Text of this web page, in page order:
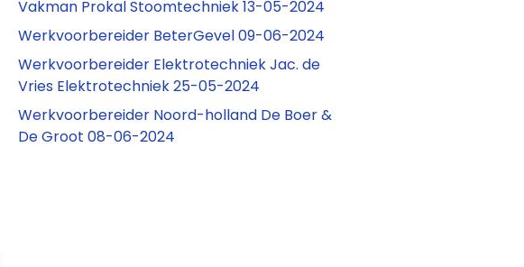
Vakman Prokal Stoomtechniek 13-05-2024
Werkvoorbereider BeterGevel 09-06-2024
Werkvoorbereider Elektrotechniek Jac. de
Vries Elektrotechniek 25-05-2024
Werkvoorbereider Noord-holland De Boer &
De Groot 08-06-2024